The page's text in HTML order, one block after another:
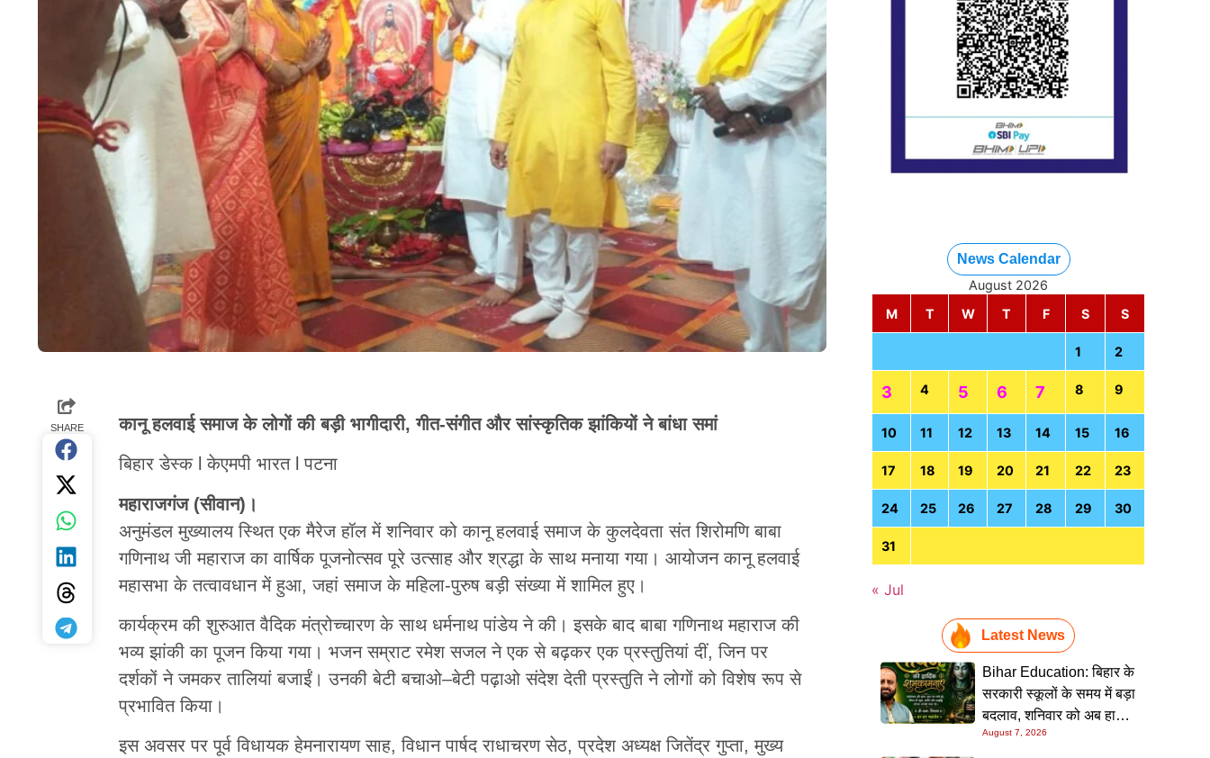
SHARE कानू हलवाई समाज के लोगों की बड़ी भागीदारी, गीत-संगीत और सांस्कृतिक झांकियों ने बांधा समां
बिहार डेस्क l केएमपी भारत l पटना
महाराजगंज (सीवान)।
अनुमंडल मुख्यालय स्थित एक मैरेज हॉल में शनिवार को कानू हलवाई समाज के कुलदेवता संत शिरोमणि बाबा
गणिनाथ जी महाराज का वार्षिक पूजनोत्सव पूरे उत्साह और श्रद्धा के साथ मनाया गया। आयोजन कानू हलवाई
महासभा के तत्वावधान में हुआ, जहां समाज के महिला-पुरुष बड़ी संख्या में शामिल हुए।
कार्यक्रम की शुरुआत वैदिक मंत्रोच्चारण के साथ धर्मनाथ पांडेय ने की। इसके बाद बाबा गणिनाथ महाराज की
भव्य झांकी का पूजन किया गया। भजन सम्राट रमेश सजल ने एक से बढ़कर एक प्रस्तुतियां दीं, जिन पर
दर्शकों ने जमकर तालियां बजाईं। उनकी बेटी बचाओ–बेटी पढ़ाओ संदेश देती प्रस्तुति ने लोगों को विशेष रूप से
प्रभावित किया।
इस अवसर पर पूर्व विधायक हेमनारायण साह, विधान पार्षद राधाचरण सेठ, प्रदेश अध्यक्ष जितेंद्र गुप्ता, मुख्य
News Calendar
August 2026
M
T W T F S S
1 2
3 4 5 6 7 8 9
10 11 12 13 14 15 16
17 18 19 20 21 22 23
24 25 26 27 28 29 30
31
« Jul
Latest News
Bihar Education: बिहार के
सरकारी स्कूलों के समय में बड़ा
बदलाव, शनिवार को अब हाफ
डे रहेगा विद्यालय
August 7, 2026